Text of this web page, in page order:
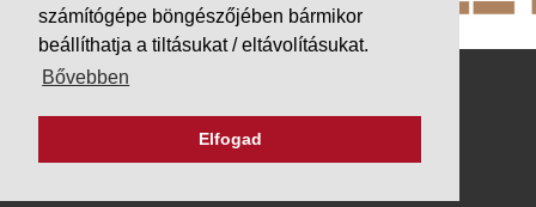
számítógépe böngészőjében bármikor
beállíthatja a tiltásukat / eltávolításukat.
Bővebben
Elfogad